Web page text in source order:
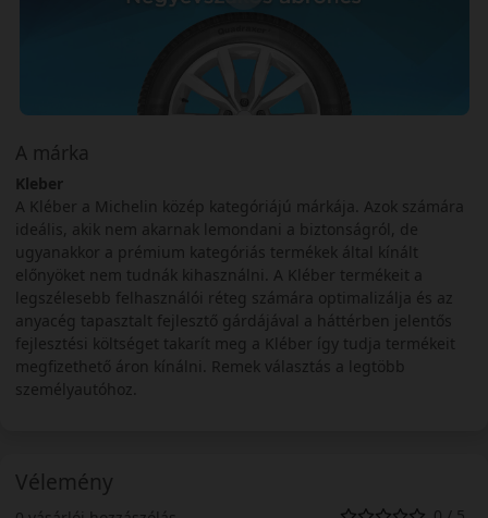
A márka
Kleber
A Kléber a Michelin közép kategóriájú márkája. Azok számára
ideális, akik nem akarnak lemondani a biztonságról, de
ugyanakkor a prémium kategóriás termékek által kínált
előnyöket nem tudnák kihasználni. A Kléber termékeit a
legszélesebb felhasználói réteg számára optimalizálja és az
anyacég tapasztalt fejlesztő gárdájával a háttérben jelentős
fejlesztési költséget takarít meg a Kléber így tudja termékeit
megfizethető áron kínálni. Remek választás a legtöbb
személyautóhoz.
Vélemény